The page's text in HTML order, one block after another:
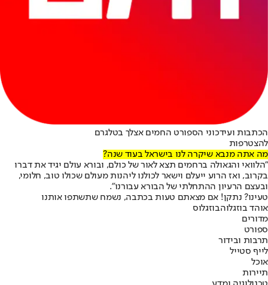
הכתבות ועידכוני הספורט החמים אצלך בטלגרם
להצטרפות
מה אתה מנבא שיקרה לנו בישראל בעוד שנה?
"הלוואי והגאולה ברחמים תצא לאור של כולם, ובורא עולם יגיד את דברו
בקרוב, ואז הרוע ייעלם וישאר לכולנו ליהנות מעולם שכולו טוב, חלומי,
ובעצם הרעיון ההתחלתי של הבורא עבורנו".
טעינו? נתקן! אם מצאתם טעות בכתבה, נשמח שתשתפו אותנו
אוהד בוזגלוהבוזגלוס
מדורים
ספורט
תרבות ובידור
לייף סטייל
אוכל
תיירות